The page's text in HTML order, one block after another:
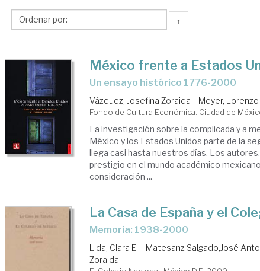
Zoraida
↑
México frente a Estados
Un ensayo histórico 1776-2000
Vázquez, Josefina Zoraida Meyer, Lorenzo
Fondo de Cultura Económica. Ciudad de
La investigación sobre la complicada y a
México y los Estados Unidos parte de la
llega casi hasta nuestros días. Los
prestigio en el mundo académico
consideración ...
La Casa de España y el
memoria: 1938-2000
Lida, Clara E. Matesanz Salgado,José
Zoraida